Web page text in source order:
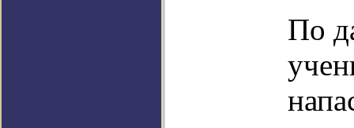
По